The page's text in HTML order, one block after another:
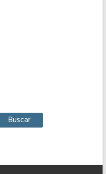
Buscar